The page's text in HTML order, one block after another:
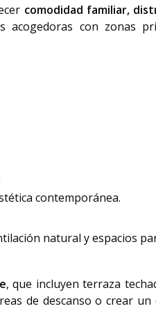
comodidad familiar,
acogedoras con zonas
contemporánea.
natural y espacios
, que incluyen terraza
de descanso o crear